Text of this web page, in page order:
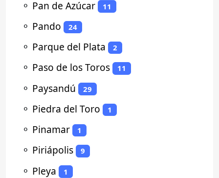
⚬ Pan de Azúcar 11
⚬ Pando 24
⚬ Parque del Plata 2
⚬ Paso de los Toros 11
⚬ Paysandú 29
⚬ Piedra del Toro 1
⚬ Pinamar 1
⚬ Piriápolis 9
⚬ Pleya 1